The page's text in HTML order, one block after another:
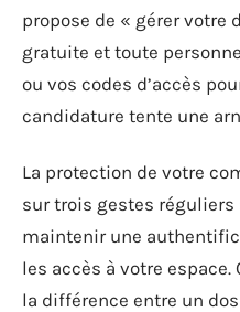
propose de « gérer votre
gratuite et toute
ou vos codes d’accès
candidature tente une
La protection de votre
sur trois gestes
maintenir une
les accès à votre
la différence entre un